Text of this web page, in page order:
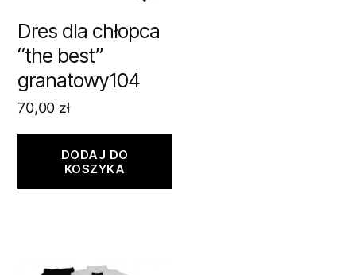
Dres dla chłopca
“the best”
granatowy104
70,00 zł
DODAJ DO
KOSZYKA